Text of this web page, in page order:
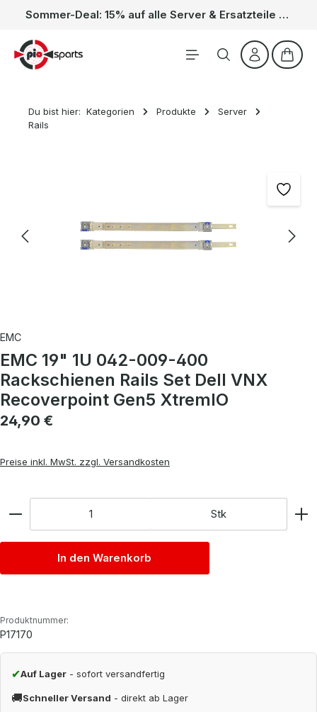
Zum Hauptinhalt springen Sommer-Deal: 15% auf alle Server & Ersatzteile – Kein Code nötig, der Rabatt wird automatisch im Warenkorb abgezogen. Gültig vom 01.06. bis 31.08.
Du bist hier: Kategorien Produkte
Server
Rails
EMC
EMC 19" 1U 042-009-400
Rackschienen Rails Set Dell VNX
Recoverpoint Gen5 XtremIO
Regulärer Preis:
24,90 €
Preise inkl. MwSt. zzgl. Versandkosten
Stk
In den Warenkorb
Produktnummer:
P17170
✔Auf Lager - sofort versandfertig
🚚Schneller Versand - direkt ab Lager